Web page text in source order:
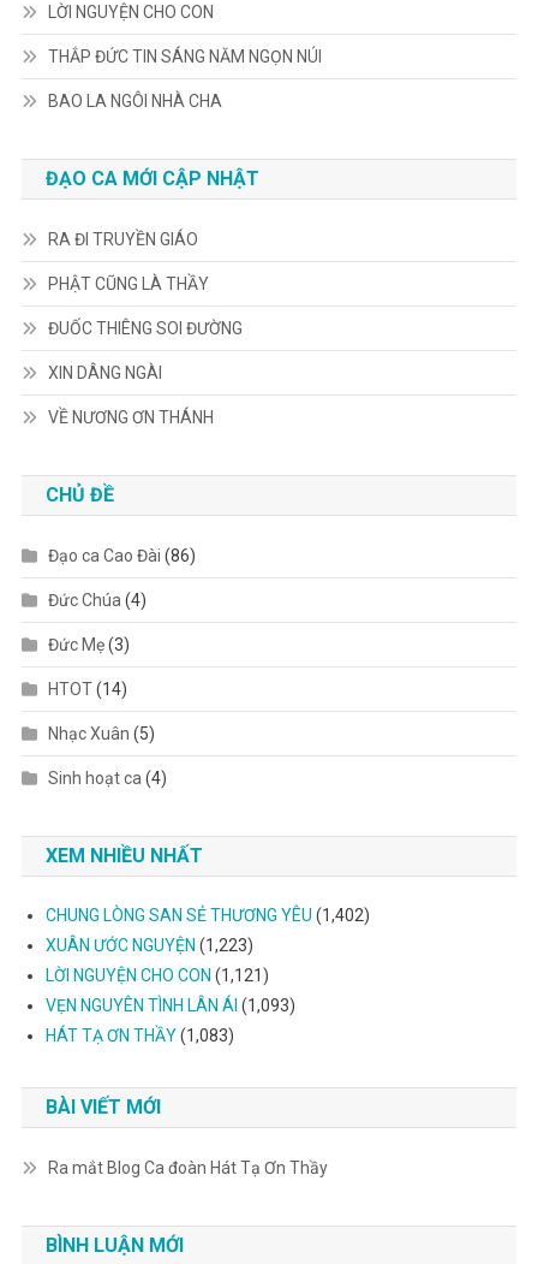
LỜI NGUYỆN CHO CON
THẮP ĐỨC TIN SÁNG NĂM NGỌN NÚI
BAO LA NGÔI NHÀ CHA
ĐẠO CA MỚI CẬP NHẬT
RA ĐI TRUYỀN GIÁO
PHẬT CŨNG LÀ THẦY
ĐUỐC THIÊNG SOI ĐƯỜNG
XIN DÂNG NGÀI
VỀ NƯƠNG ƠN THÁNH
CHỦ ĐỀ
Đạo ca Cao Đài (86)
Đức Chúa (4)
Đức Mẹ(3)
HTOT(14)
Nhạc Xuân (5)
Sinh hoạt ca (4)
XEM NHIỀU NHẤT
CHUNG LÒNG SAN SẺ THƯƠNG YÊU (1,402)
XUÂN ƯỚC NGUYỆN (1,223)
LỜI NGUYỆN CHO CON (1,121)
VẸN NGUYÊN TÌNH LÂN ÁI (1,093)
HÁT TẠ ƠN THẦY(1,083)
BÀI VIẾT MỚI
Ra mắt Blog Ca đoàn Hát Tạ Ơn Thầy
BÌNH LUẬN MỚI